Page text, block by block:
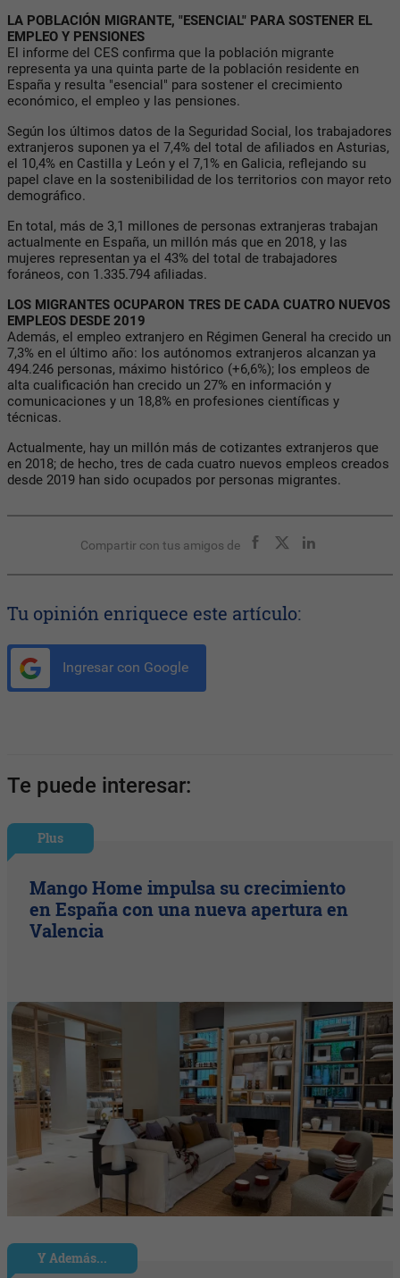
LA POBLACIÓN MIGRANTE, "ESENCIAL" PARA SOSTENER EL
EMPLEO Y PENSIONES
El informe del CES confirma que la población migrante
representa ya una quinta parte de la población residente en
España y resulta "esencial" para sostener el crecimiento
económico, el empleo y las pensiones.
Según los últimos datos de la Seguridad Social, los trabajadores
extranjeros suponen ya el 7,4% del total de afiliados en Asturias,
el 10,4% en Castilla y León y el 7,1% en Galicia, reflejando su
papel clave en la sostenibilidad de los territorios con mayor reto
demográfico.
En total, más de 3,1 millones de personas extranjeras trabajan
actualmente en España, un millón más que en 2018, y las
mujeres representan ya el 43% del total de trabajadores
foráneos, con 1.335.794 afiliadas.
LOS MIGRANTES OCUPARON TRES DE CADA CUATRO NUEVOS
EMPLEOS DESDE 2019
Además, el empleo extranjero en Régimen General ha crecido un
7,3% en el último año: los autónomos extranjeros alcanzan ya
494.246 personas, máximo histórico (+6,6%); los empleos de
alta cualificación han crecido un 27% en información y
comunicaciones y un 18,8% en profesiones científicas y
técnicas.
Actualmente, hay un millón más de cotizantes extranjeros que
en 2018; de hecho, tres de cada cuatro nuevos empleos creados
desde 2019 han sido ocupados por personas migrantes.
Compartir con tus amigos de
Tu opinión enriquece este artículo:
Ingresar con Google
Te puede interesar:
Plus
Mango Home impulsa su crecimiento
en España con una nueva apertura en
Valencia
Y Además...